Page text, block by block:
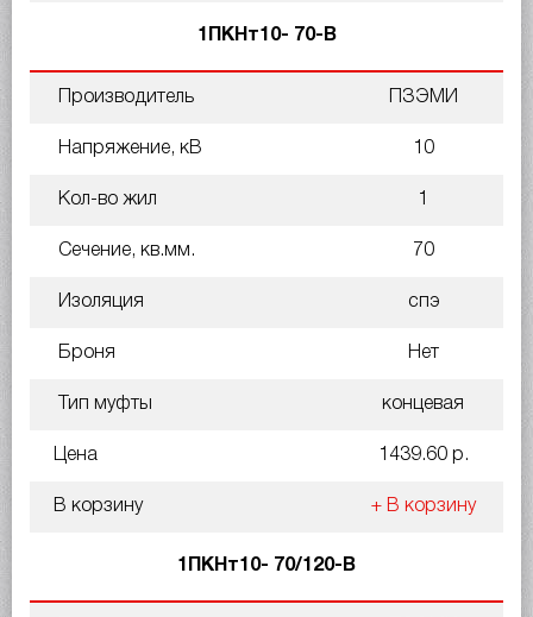
1ПКНт10- 70-В
Производитель ПЗЭМИ
Напряжение, кВ 10
Кол-во жил 1
Сечение, кв.мм. 70
Изоляция спэ
Броня Нет
Тип муфты концевая
Цена 1439.60 р.
В корзину + В корзину
1ПКНт10- 70/120-В